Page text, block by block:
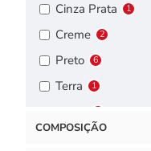
Cinza Prata 1
Creme 2
Preto 6
Terra 1
Vermelho
COMPOSIÇÃO